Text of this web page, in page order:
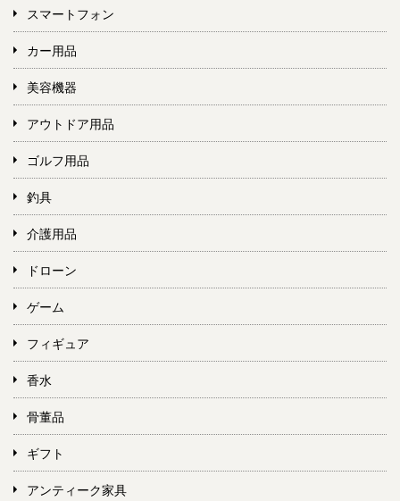
スマートフォン
カー用品
美容機器
アウトドア用品
ゴルフ用品
釣具
介護用品
ドローン
ゲーム
フィギュア
香水
骨董品
ギフト
アンティーク家具